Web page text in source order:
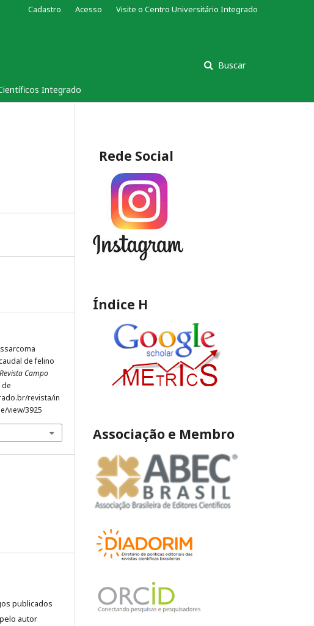
Integrado
Buscar
Cadastro Acesso Visite o Centro Universitário Integrado
de felino
Revista Campo
de
revista/in
view/3925
publicados
autor
Rede Social
Índice H
Associação e Membro